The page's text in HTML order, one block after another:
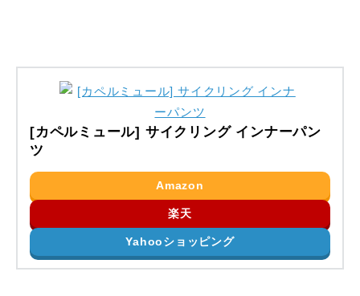
[カペルミュール] サイクリング インナーパン
ツ
Amazon
楽天
Yahooショッピング